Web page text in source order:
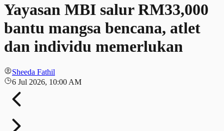
Yayasan MBI salur RM33,000
bantu mangsa bencana, atlet
dan individu memerlukan
Sheeda Fathil
6 Jul 2026, 10:00 AM